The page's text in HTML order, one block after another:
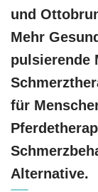
und
Mehr
pulsierende
für
Alternative.